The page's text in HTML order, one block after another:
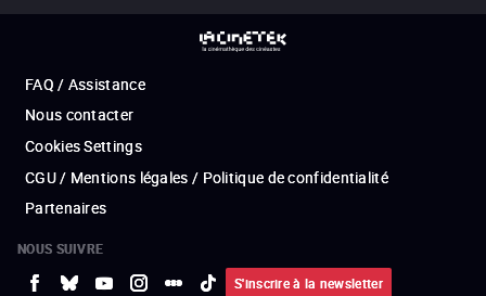
FAQ / Assistance
Nous contacter
Cookies Settings
CGU / Mentions légales / Politique de confidentialité
Partenaires
NOUS SUIVRE
S'inscrire à la newsletter